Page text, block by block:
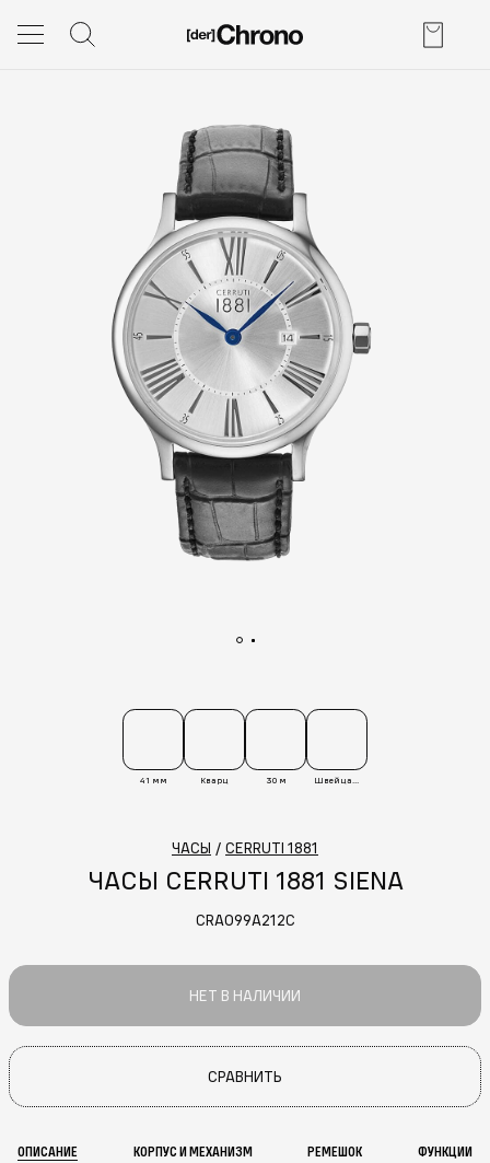
41 мм Кварц 30 м Швейцария
ЧАСЫ / CERRUTI 1881
ЧАСЫ CERRUTI 1881 SIENA
CRA099A212C
НЕТ В НАЛИЧИИ
СРАВНИТЬ
ОПИСАНИЕ КОРПУС И МЕХАНИЗМ РЕМЕШОК ФУНКЦИИ